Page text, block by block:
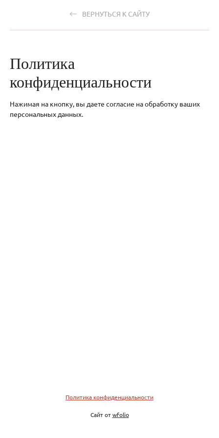
ВЕРНУТЬСЯ К САЙТУ
Политика
конфиденциальности
Нажимая на кнопку, вы даете согласие на обработку ваших
персональных данных.
Политика конфиденциальности
Сайт отwfolio